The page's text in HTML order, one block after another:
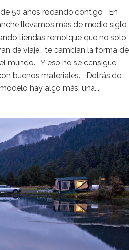
de 50 años rodando contigo En
llevamos más de medio siglo
tiendas remolque que no solo
de viaje… te cambian la forma de
mundo. Y eso no se consigue
buenos materiales. Detrás de
hay algo más: una...